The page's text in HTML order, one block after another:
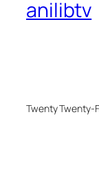
anilibtv
Twenty Twenty-